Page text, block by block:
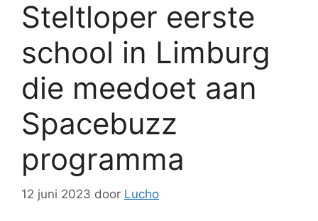
Steltloper eerste
school in Limburg
die meedoet aan
Spacebuzz
programma
12 juni 2023 door Lucho